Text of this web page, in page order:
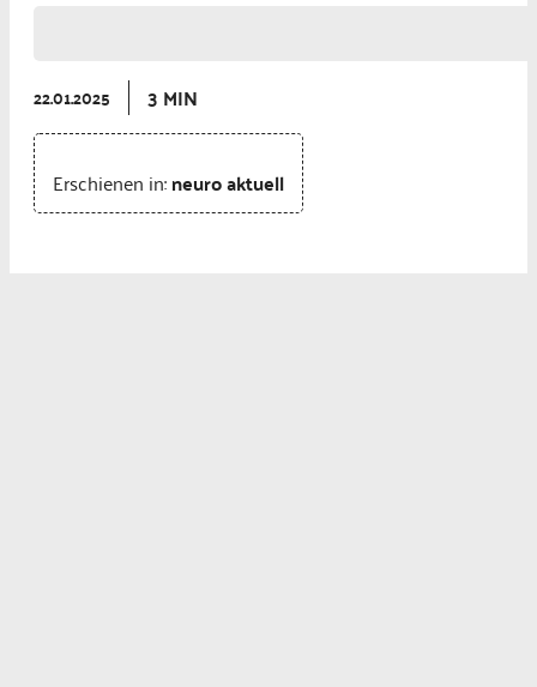
22.01.2025 3 MIN
Erschienen in:neuro aktuell